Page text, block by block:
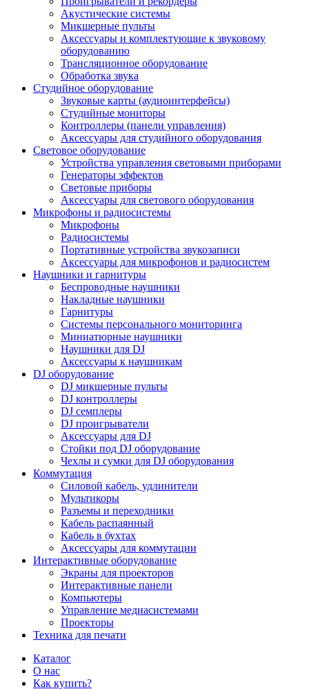
Акустические системы
Микшерные пульты
Аксессуары и комплектующие к звуковому
оборудованию
Трансляционное оборудование
Обработка звука
Студийное оборудование
Звуковые карты (аудиоинтерфейсы)
Студийные мониторы
Контроллеры (панели управления)
Аксессуары для студийного оборудования
Световое оборудование
Устройства управления световыми приборами
Генераторы эффектов
Световые приборы
Аксессуары для светового оборудования
Микрофоны и радиосистемы
Микрофоны
Радиосистемы
Портативные устройства звукозаписи
Аксессуары для микрофонов и радиосистем
Наушники и гарнитуры
Беспроводные наушники
Накладные наушники
Гарнитуры
Системы персонального мониторинга
Миниатюрные наушники
Наушники для DJ
Аксессуары к наушникам
DJ оборудование
DJ микшерные пульты
DJ контроллеры
DJ семплеры
DJ проигрыватели
Аксессуары для DJ
Стойки под DJ оборудование
Чехлы и сумки для DJ оборудования
Коммутация
Силовой кабель, удлинители
Мультикоры
Разъемы и переходники
Кабель распаянный
Кабель в бухтах
Аксессуары для коммутации
Интерактивные оборудование
Экраны для проекторов
Интерактивные панели
Компьютеры
Управление медиасистемами
Проекторы
Техника для печати
Каталог
О нас
Как купить?